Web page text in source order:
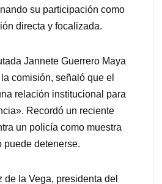
su participación como
directa y focalizada.
Jannete Guerrero Maya
comisión, señaló que el
relación institucional para
Recordó un reciente
un policía como muestra
puede detenerse.
la Vega, presidenta del